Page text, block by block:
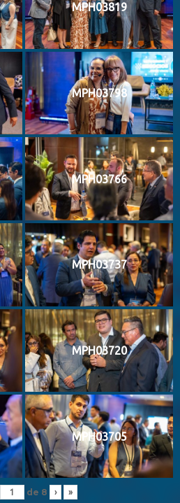
MPH03819
MPH03798
MPH03766
MPH03737
MPH03720
MPH03705
de 8 › »